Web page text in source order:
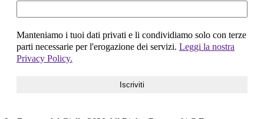
Manteniamo i tuoi dati privati e li condividiamo solo con terze
parti necessarie per l'erogazione dei servizi. Leggi la nostra
Privacy Policy.